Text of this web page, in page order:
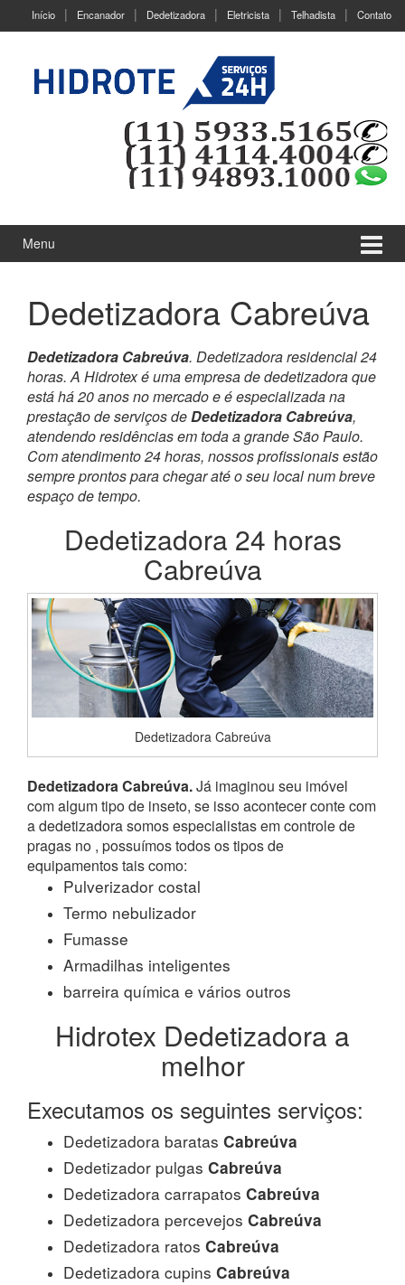
Início Encanador Dedetizadora Eletricista Telhadista Contato
Menu
Dedetizadora Cabreúva
Dedetizadora Cabreúva. Dedetizadora residencial 24
horas. A Hidrotex é uma empresa de dedetizadora que
está há 20 anos no mercado e é especializada na
prestação de serviços deDedetizadora Cabreúva,
atendendo residências em toda a grande São Paulo.
Com atendimento 24 horas, nossos profissionais estão
sempre prontos para chegar até o seu local num breve
espaço de tempo.
Dedetizadora 24 horas
Cabreúva
Dedetizadora Cabreúva
Dedetizadora Cabreúva.Já imaginou seu imóvel
com algum tipo de inseto, se isso acontecer conte com
a dedetizadora somos especialistas em controle de
pragas no , possuímos todos os tipos de
equipamentos tais como:
Pulverizador costal
Termo nebulizador
Fumasse
Armadilhas inteligentes
barreira química e vários outros
Hidrotex Dedetizadora a
melhor
Executamos os seguintes serviços:
Dedetizadora baratas Cabreúva
Dedetizador pulgas Cabreúva
Dedetizadora carrapatos Cabreúva
Dedetizadora percevejos Cabreúva
Dedetizadora ratos Cabreúva
Dedetizadora cupins Cabreúva